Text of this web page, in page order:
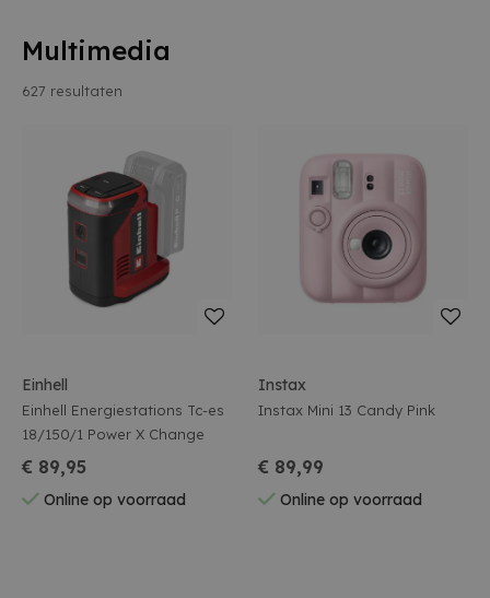
Multimedia
627 resultaten
Einhell
Einhell Energiestations Tc-es
18/150/1 Power X Change
€ 89,95
Online op voorraad
Instax
Instax Mini 13 Candy Pink
€ 89,99
Online op voorraad